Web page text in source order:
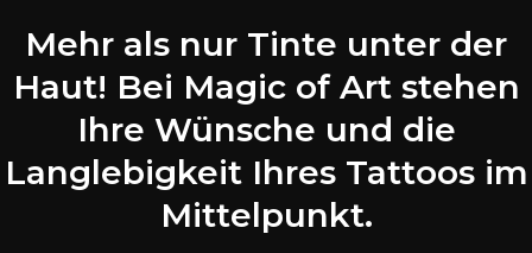
Mehr als nur Tinte unter der
Haut! Bei Magic of Art stehen
Ihre Wünsche und die
Langlebigkeit Ihres Tattoos im
Mittelpunkt.